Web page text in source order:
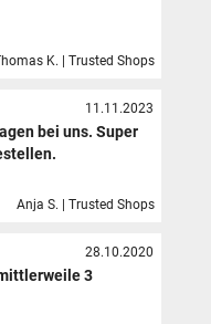
K. | Trusted Shops
11.11.2023
bei uns. Super
Anja S. | Trusted Shops
28.10.2020
3